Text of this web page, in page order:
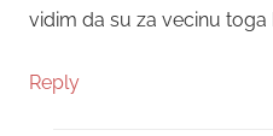
vidim da su za vecinu toga
Reply